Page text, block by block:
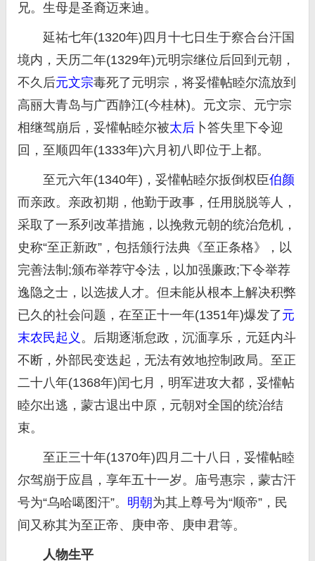
兄。生母是圣裔迈来迪。
延祐七年(1320年)四月十七日生于察合台汗国
境内，天历二年(1329年)元明宗继位后回到元朝，
不久后元文宗毒死了元明宗，将妥懽帖睦尔流放到
高丽大青岛与广西静江(今桂林)。元文宗、元宁宗
相继驾崩后，妥懽帖睦尔被太后 卜答失里下令迎
回，至顺四年(1333年)六月初八即位于上都。
至元六年(1340年)，妥懽帖睦尔扳倒权臣伯颜
而亲政。亲政初期，他勤于政事，任用脱脱等人，
采取了一系列改革措施，以挽救元朝的统治危机，
史称“至正新政”，包括颁行法典《至正条格》，以
完善法制;颁布举荐守令法，以加强廉政;下令举荐
逸隐之士，以选拔人才。但未能从根本上解决积弊
已久的社会问题，在至正十一年(1351年)爆发了元
末农民起义 。后期逐渐怠政，沉湎享乐，元廷内斗
不断，外部民变迭起，无法有效地控制政局。至正
二十八年(1368年)闰七月，明军进攻大都，妥懽帖
睦尔出逃，蒙古退出中原，元朝对全国的统治结
束。
至正三十年(1370年)四月二十八日，妥懽帖睦
尔驾崩于应昌，享年五十一岁。庙号惠宗，蒙古汗
号为“乌哈噶图汗”。 明朝为其上尊号为“顺帝”，民
间又称其为至正帝、庚申帝、庚申君等。
人物生平